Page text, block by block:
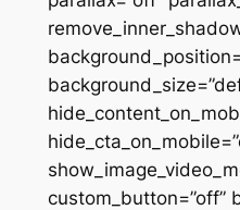
custom_button=”off”